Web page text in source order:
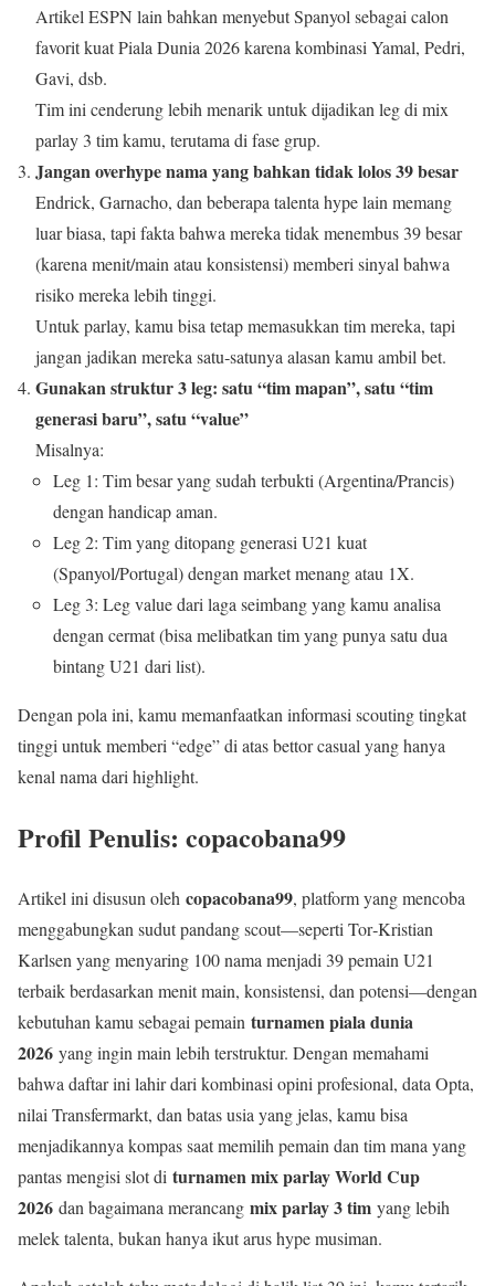
Artikel ESPN lain bahkan menyebut Spanyol sebagai calon
favorit kuat Piala Dunia 2026 karena kombinasi Yamal, Pedri,
Gavi, dsb.
Tim ini cenderung lebih menarik untuk dijadikan leg di mix
parlay 3 tim kamu, terutama di fase grup.
Jangan overhype nama yang bahkan tidak lolos 39 besar
Endrick, Garnacho, dan beberapa talenta hype lain memang
luar biasa, tapi fakta bahwa mereka tidak menembus 39 besar
(karena menit/main atau konsistensi) memberi sinyal bahwa
risiko mereka lebih tinggi.
Untuk parlay, kamu bisa tetap memasukkan tim mereka, tapi
jangan jadikan mereka satu‑satunya alasan kamu ambil bet.
Gunakan struktur 3 leg: satu “tim mapan”, satu “tim
generasi baru”, satu “value”
Misalnya:
Leg 1: Tim besar yang sudah terbukti (Argentina/Prancis)
dengan handicap aman.
Leg 2: Tim yang ditopang generasi U21 kuat
(Spanyol/Portugal) dengan market menang atau 1X.
Leg 3: Leg value dari laga seimbang yang kamu analisa
dengan cermat (bisa melibatkan tim yang punya satu dua
bintang U21 dari list).
Dengan pola ini, kamu memanfaatkan informasi scouting tingkat
tinggi untuk memberi “edge” di atas bettor casual yang hanya
kenal nama dari highlight.
Profil Penulis: copacobana99
Artikel ini disusun oleh copacobana99, platform yang mencoba
menggabungkan sudut pandang scout—seperti Tor‑Kristian
Karlsen yang menyaring 100 nama menjadi 39 pemain U21
terbaik berdasarkan menit main, konsistensi, dan potensi—dengan
kebutuhan kamu sebagai pemain turnamen piala dunia
2026 yang ingin main lebih terstruktur. Dengan memahami
bahwa daftar ini lahir dari kombinasi opini profesional, data Opta,
nilai Transfermarkt, dan batas usia yang jelas, kamu bisa
menjadikannya kompas saat memilih pemain dan tim mana yang
pantas mengisi slot di turnamen mix parlay World Cup
2026 dan bagaimana merancang mix parlay 3 tim yang lebih
melek talenta, bukan hanya ikut arus hype musiman.